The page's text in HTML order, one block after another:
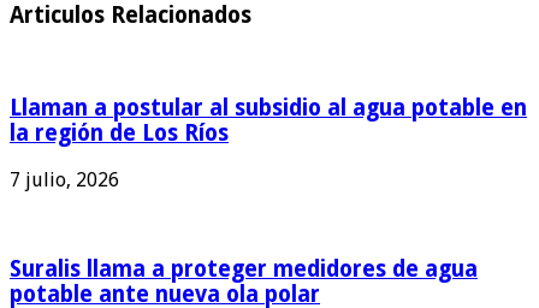
Articulos Relacionados
Llaman a postular al subsidio al agua potable en
la región de Los Ríos
7 julio, 2026
Suralis llama a proteger medidores de agua
potable ante nueva ola polar